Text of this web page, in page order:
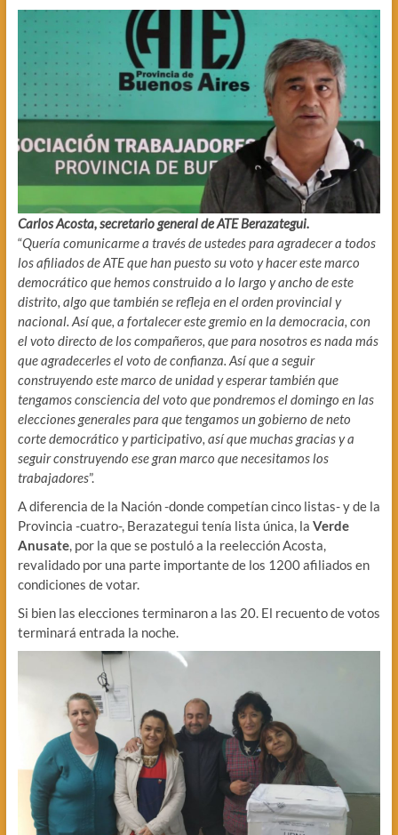
Carlos Acosta, secretario general de ATE Berazategui.
“Quería comunicarme a través de ustedes para agradecer a todos
los afiliados de ATE que han puesto su voto y hacer este marco
democrático que hemos construido a lo largo y ancho de este
distrito, algo que también se refleja en el orden provincial y
nacional. Así que, a fortalecer este gremio en la democracia, con
el voto directo de los compañeros, que para nosotros es nada más
que agradecerles el voto de confianza. Así que a seguir
construyendo este marco de unidad y esperar también que
tengamos consciencia del voto que pondremos el domingo en las
elecciones generales para que tengamos un gobierno de neto
corte democrático y participativo, así que muchas gracias y a
seguir construyendo ese gran marco que necesitamos los
trabajadores”.
A diferencia de la Nación -donde competían cinco listas- y de la
Provincia -cuatro-, Berazategui tenía lista única, la Verde
Anusate, por la que se postuló a la reelección Acosta,
revalidado por una parte importante de los 1200 afiliados en
condiciones de votar.
Si bien las elecciones terminaron a las 20. El recuento de votos
terminará entrada la noche.